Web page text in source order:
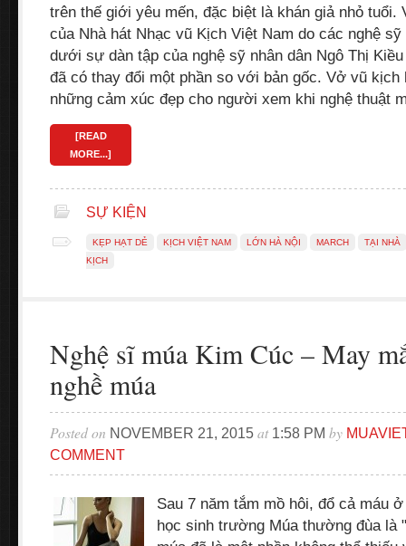
trên thế giới yêu mến, đặc biệt là khán giả nhỏ tuổi.
của Nhà hát Nhạc vũ Kịch Việt Nam do các nghệ
dưới sự dàn tập của nghệ sỹ nhân dân Ngô Thị
đã có thay đổi một phần so với bản gốc. Vở vũ kịch
những cảm xúc đẹp cho người xem khi nghệ thuật
[READ
MORE...]
SỰ KIỆN
KẸP HẠT DẺ KỊCH VIỆT NAM LỚN HÀ NỘI MARCH
TẠI NHÀ
KỊCH
Nghệ sĩ múa Kim Cúc – May
nghề múa
Posted on NOVEMBER 21, 2015 at 1:58 PM by
COMMENT
Sau 7 năm tắm mồ hôi, đổ cả máu
học sinh trường Múa thường đùa là